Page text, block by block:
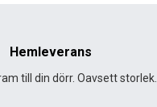
Hemleverans
till din dörr. Oavsett storlek.